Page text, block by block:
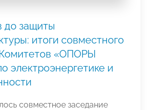
до защиты
итоги совместного
«ОПОРЫ
электроэнергетике и
совместное заседание